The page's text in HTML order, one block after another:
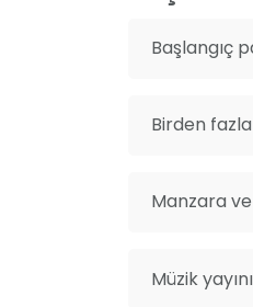
Başlangıç
Birden
Manzara
Müzik